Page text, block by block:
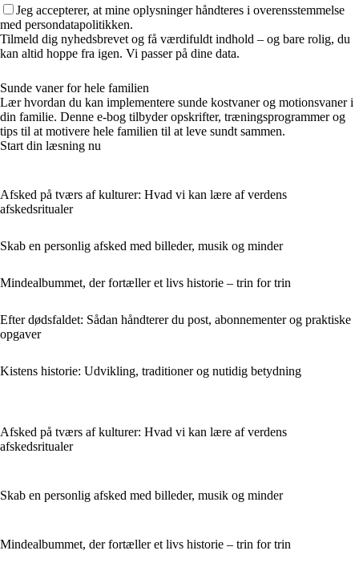
Jeg accepterer, at mine oplysninger håndteres i overensstemmelse
med persondatapolitikken.
Tilmeld dig nyhedsbrevet og få værdifuldt indhold – og bare rolig, du
kan altid hoppe fra igen. Vi passer på dine data.
Sunde vaner for hele familien
Lær hvordan du kan implementere sunde kostvaner og motionsvaner i
din familie. Denne e-bog tilbyder opskrifter, træningsprogrammer og
tips til at motivere hele familien til at leve sundt sammen.
Start din læsning nu
Afsked på tværs af kulturer: Hvad vi kan lære af verdens
afskedsritualer
Skab en personlig afsked med billeder, musik og minder
Mindealbummet, der fortæller et livs historie – trin for trin
Efter dødsfaldet: Sådan håndterer du post, abonnementer og praktiske
opgaver
Kistens historie: Udvikling, traditioner og nutidig betydning
Afsked på tværs af kulturer: Hvad vi kan lære af verdens
afskedsritualer
Skab en personlig afsked med billeder, musik og minder
Mindealbummet, der fortæller et livs historie – trin for trin